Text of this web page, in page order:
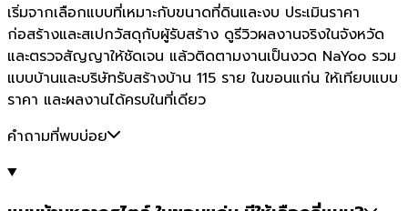
เริ่มจากเลือกแบบที่เหมาะกับขนาดที่ดินและงบ ประเมินราคา
ก่อสร้างและสเปกวัสดุกับผู้รับสร้าง ดูรีวิวผลงานจริงในจังหวัด
และตรวจสัญญาให้ชัดเจน แล้วติดตามงานเป็นงวด NaYoo รวม
แบบบ้านและบริษัทรับสร้างบ้าน 115 ราย ในขอนแก่น ให้เทียบแบบ
ราคา และผลงานได้ครบในที่เดียว
คำถามที่พบบ่อย